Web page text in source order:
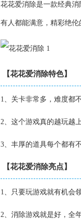
花花爱消除是一款经典
有人都能满意，精彩绝
【花花爱消除特色】
1、关卡非常多，难度都
2、这个游戏真的越玩越
3、丰厚的道具每个都有
【花花爱消除亮点】
1、只要玩游戏就有机会
2、消除游戏就是好，全